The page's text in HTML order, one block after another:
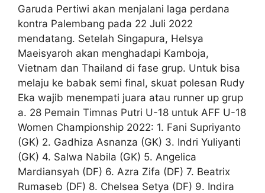
Garuda Pertiwi akan menjalani laga perdana
kontra Palembang pada 22 Juli 2022
mendatang. Setelah Singapura, Helsya
Maeisyaroh akan menghadapi Kamboja,
Vietnam dan Thailand di fase grup. Untuk bisa
melaju ke babak semi final, skuat polesan Rudy
Eka wajib menempati juara atau runner up grup
a. 28 Pemain Timnas Putri U-18 untuk AFF U-18
Women Championship 2022: 1. Fani Supriyanto
(GK) 2. Gadhiza Asnanza (GK) 3. Indri Yuliyanti
(GK) 4. Salwa Nabila (GK) 5. Angelica
Mardiansyah (DF) 6. Azra Zifa (DF) 7. Beatrix
Rumaseb (DF) 8. Chelsea Setya (DF) 9. Indira